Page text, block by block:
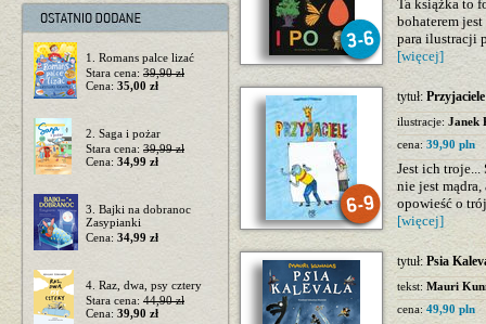
1. Romans palce lizać
Stara cena: 39,90 zł
Cena: 35,00 zł
2. Saga i pożar
Stara cena: 39,99 zł
Cena: 34,99 zł
3. Bajki na dobranoc
Zasypianki
Cena: 34,99 zł
4. Raz, dwa, psy cztery
Stara cena: 44,90 zł
Cena: 39,90 zł
Ta książka to
bohaterem jest
para ilustracji
[więcej]
tytuł: Przyjaciele
ilustracje: Janek
cena:39,90 pln
Jest ich troje...
nie jest
opowieść o
[więcej]
tytuł: Psia
tekst: Mauri
cena:49,90 pln